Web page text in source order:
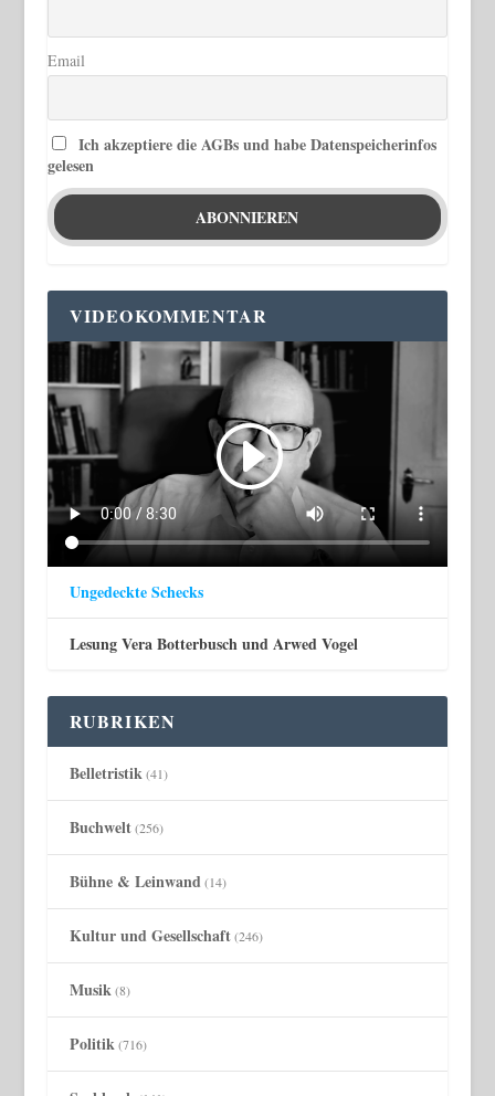
Email
Ich akzeptiere die AGBs und habe Datenspeicherinfos
gelesen
VIDEOKOMMENTAR
Ungedeckte Schecks
Lesung Vera Botterbusch und Arwed Vogel
RUBRIKEN
Belletristik(41)
Buchwelt(256)
Bühne & Leinwand(14)
Kultur und Gesellschaft(246)
Musik(8)
Politik(716)